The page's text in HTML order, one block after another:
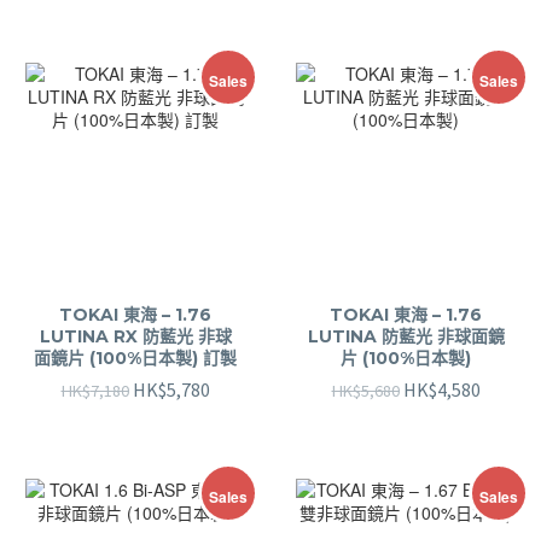
Sales
TOKAI 東海 – 1.76
LUTINA RX 防藍光 非球
面鏡片 (100%日本製) 訂製
HK$7,180 HK$5,780
Sales
TOKAI 東海 – 1.76
LUTINA 防藍光 非球面鏡
片 (100%日本製)
HK$5,680 HK$4,580
Sales Sales